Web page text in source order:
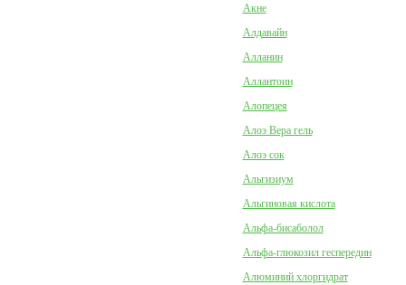
Акне
Алдавайн
Алланин
Аллантоин
Алопецея
Алоэ Вера гель
Алоэ сок
Альгизиум
Альгиновая кислота
Альфа-бисаболол
Альфа-глюкозил геспередин
Алюминий хлоргидрат